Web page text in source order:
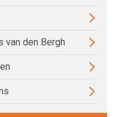
van den Bergh